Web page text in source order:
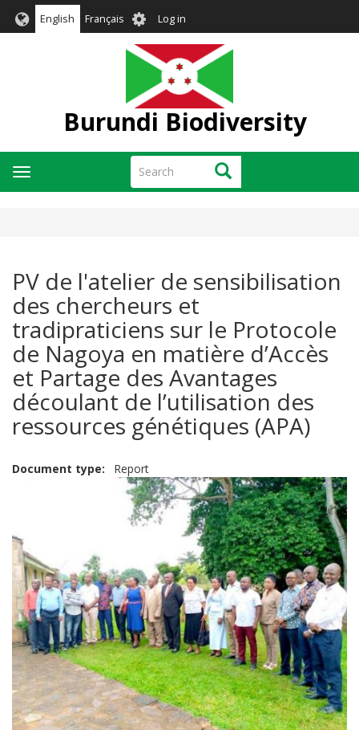
English Français User
account
menu
Log in
Burundi Biodiversity
Search Search
Toggle
navigation
PV de l'atelier de sensibilisation
des chercheurs et
tradipraticiens sur le Protocole
de Nagoya en matière d’Accès
et Partage des Avantages
découlant de l’utilisation des
ressources génétiques (APA)
Document type Report